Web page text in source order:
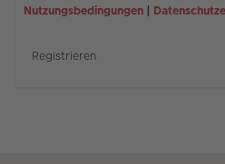
Nutzungsbedingungen |
Registrieren